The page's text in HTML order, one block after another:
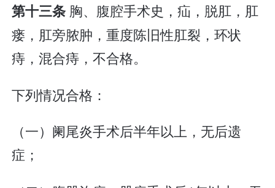
第十三条 胸、腹腔手术史，疝，脱肛，肛
瘘，肛旁脓肿，重度陈旧性肛裂，环状
痔，混合痔，不合格。
下列情况合格：
（一）阑尾炎手术后半年以上，无后遗
症；